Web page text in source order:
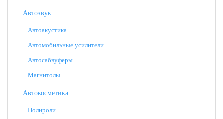
Автозвук
Автоакустика
Автомобильные усилители
Автосабвуферы
Магнитолы
Автокосметика
Полироли